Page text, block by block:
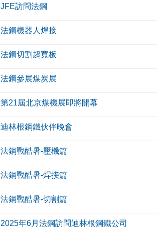
JFE訪問法鋼
法鋼機器人焊接
法鋼切割超寬板
法鋼參展煤炭展
第21屆北京煤機展即將開幕
迪林根鋼鐵伙伴晚會
法鋼戰酷暑-壓機篇
法鋼戰酷暑-焊接篇
法鋼戰酷暑-切割篇
2025年6月法鋼訪問迪林根鋼鐵公司